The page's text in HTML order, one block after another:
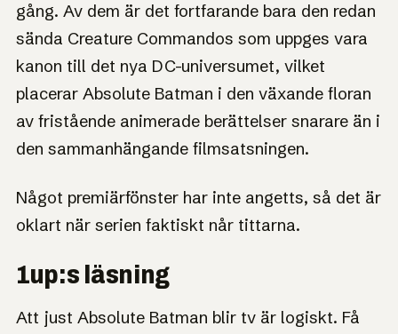
gång. Av dem är det fortfarande bara den redan
sända Creature Commandos som uppges vara
kanon till det nya DC-universumet, vilket
placerar Absolute Batman i den växande floran
av fristående animerade berättelser snarare än i
den sammanhängande filmsatsningen.
Något premiärfönster har inte angetts, så det är
oklart när serien faktiskt når tittarna.
1up:s läsning
Att just Absolute Batman blir tv är logiskt. Få